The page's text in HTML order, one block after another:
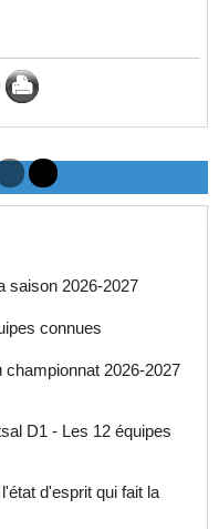
connues
2026-2027
D1 - Les 12 équipes
d'esprit qui fait la